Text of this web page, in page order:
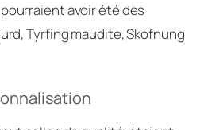
avoir été des
Tyrfing maudite, Skofnung